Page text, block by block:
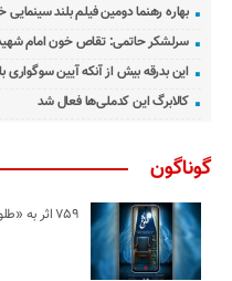
بهاره رهنما دومین فیلم بلند سینمایی
سرلشکر حاتمی: تقاص خون امام
این بدرقه بیش از آنکه آیین
کالابرگ این کدملی‌ها فعال شد
گوناگون
۷۵۹ اثر به «طلوع ماه» رسید